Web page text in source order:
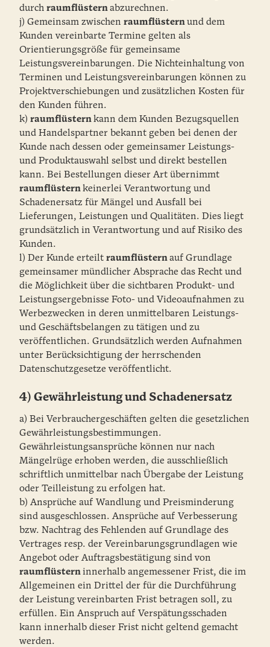
durch raumflüsternabzurechnen.
j) Gemeinsam zwischen raumflüsternund dem
Kunden vereinbarte Termine gelten als
Orientierungsgröße für gemeinsame
Leistungsvereinbarungen. Die Nichteinhaltung von
Terminen und Leistungsvereinbarungen können zu
Projektverschiebungen und zusätzlichen Kosten für
den Kunden führen.
k) raumflüsternkann dem Kunden Bezugsquellen
und Handelspartner bekannt geben bei denen der
Kunde nach dessen oder gemeinsamer Leistungs-
und Produktauswahl selbst und direkt bestellen
kann. Bei Bestellungen dieser Art übernimmt
raumflüsternkeinerlei Verantwortung und
Schadenersatz für Mängel und Ausfall bei
Lieferungen, Leistungen und Qualitäten. Dies liegt
grundsätzlich in Verantwortung und auf Risiko des
Kunden.
l) Der Kunde erteilt raumflüsternauf Grundlage
gemeinsamer mündlicher Absprache das Recht und
die Möglichkeit über die sichtbaren Produkt- und
Leistungsergebnisse Foto- und Videoaufnahmen zu
Werbezwecken in deren unmittelbaren Leistungs-
und Geschäftsbelangen zu tätigen und zu
veröffentlichen. Grundsätzlich werden Aufnahmen
unter Berücksichtigung der herrschenden
Datenschutzgesetze veröffentlicht.
4) Gewährleistung und Schadenersatz
a) Bei Verbrauchergeschäften gelten die gesetzlichen
Gewährleistungsbestimmungen.
Gewährleistungsansprüche können nur nach
Mängelrüge erhoben werden, die ausschließlich
schriftlich unmittelbar nach Übergabe der Leistung
oder Teilleistung zu erfolgen hat.
b) Ansprüche auf Wandlung und Preisminderung
sind ausgeschlossen. Ansprüche auf Verbesserung
bzw. Nachtrag des Fehlenden auf Grundlage des
Vertrages resp. der Vereinbarungsgrundlagen wie
Angebot oder Auftragsbestätigung sind von
raumflüsterninnerhalb angemessener Frist, die im
Allgemeinen ein Drittel der für die Durchführung
der Leistung vereinbarten Frist betragen soll, zu
erfüllen. Ein Anspruch auf Verspätungsschaden
kann innerhalb dieser Frist nicht geltend gemacht
werden.